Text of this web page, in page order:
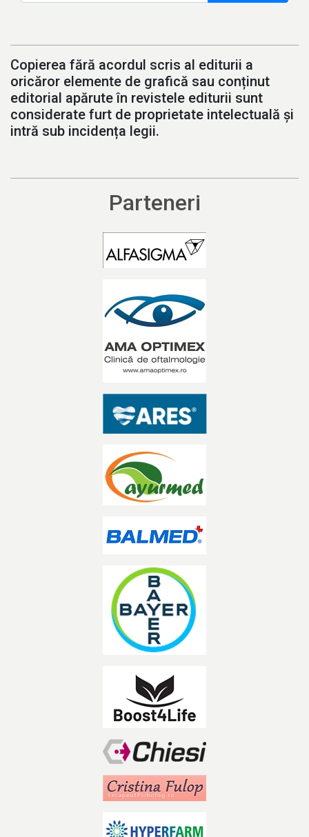
Copierea fără acordul scris al editurii a
oricăror elemente de grafică sau conținut
editorial apărute în revistele editurii sunt
considerate furt de proprietate intelectuală și
intră sub incidența legii.
Parteneri